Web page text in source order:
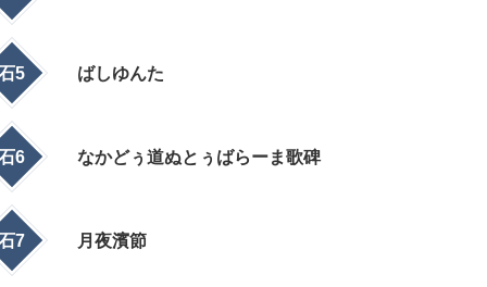
5 ばしゆんた
6 なかどぅ道ぬとぅばらーま歌碑
7 月夜濱節